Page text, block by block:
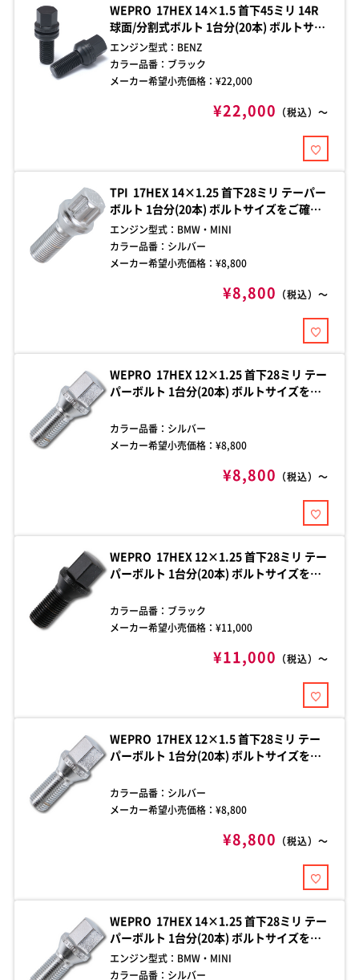
WEPRO 17HEX 14×1.5 首下45ミリ 14R
球面/分割式ボルト 1台分(20本) ボルトサイ
ズをご確認の上、お買い求めください。ご
不明な点はお問い合わせください。
エンジン型式： BENZ
カラー品番： ブラック
メーカー希望小売価格：¥22,000
¥22,000 （税込）～
TPI 17HEX 14×1.25 首下28ミリ テーパー
ボルト 1台分(20本) ボルトサイズをご確認
の上、お買い求めください。ご不明な点は
お問い合わせください。
エンジン型式： BMW・MINI
カラー品番： シルバー
メーカー希望小売価格：¥8,800
¥8,800 （税込）～
WEPRO 17HEX 12×1.25 首下28ミリ テー
パーボルト 1台分(20本) ボルトサイズをご
点はお問い合わせください。
カラー品番： シルバー
メーカー希望小売価格：¥8,800
¥8,800 （税込）～
WEPRO 17HEX 12×1.25 首下28ミリ テー
パーボルト 1台分(20本) ボルトサイズをご
点はお問い合わせください。
カラー品番： ブラック
メーカー希望小売価格：¥11,000
¥11,000 （税込）～
WEPRO 17HEX 12×1.5 首下28ミリ テー
パーボルト 1台分(20本) ボルトサイズをご
点はお問い合わせください。
カラー品番： シルバー
メーカー希望小売価格：¥8,800
¥8,800 （税込）～
WEPRO 17HEX 14×1.25 首下28ミリ テー
パーボルト 1台分(20本) ボルトサイズをご
確認の上、お買い求めください。ご不明な
点はお問い合わせください。
エンジン型式： BMW・MINI
カラー品番： シルバー